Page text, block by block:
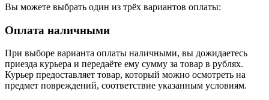
Вы можете выбрать один из трёх вариантов оплаты:
Оплата наличными
При выборе варианта оплаты наличными, вы дожидаетесь
приезда курьера и передаёте ему сумму за товар в рублях.
Курьер предоставляет товар, который можно осмотреть на
предмет повреждений, соответствие указанным условиям.